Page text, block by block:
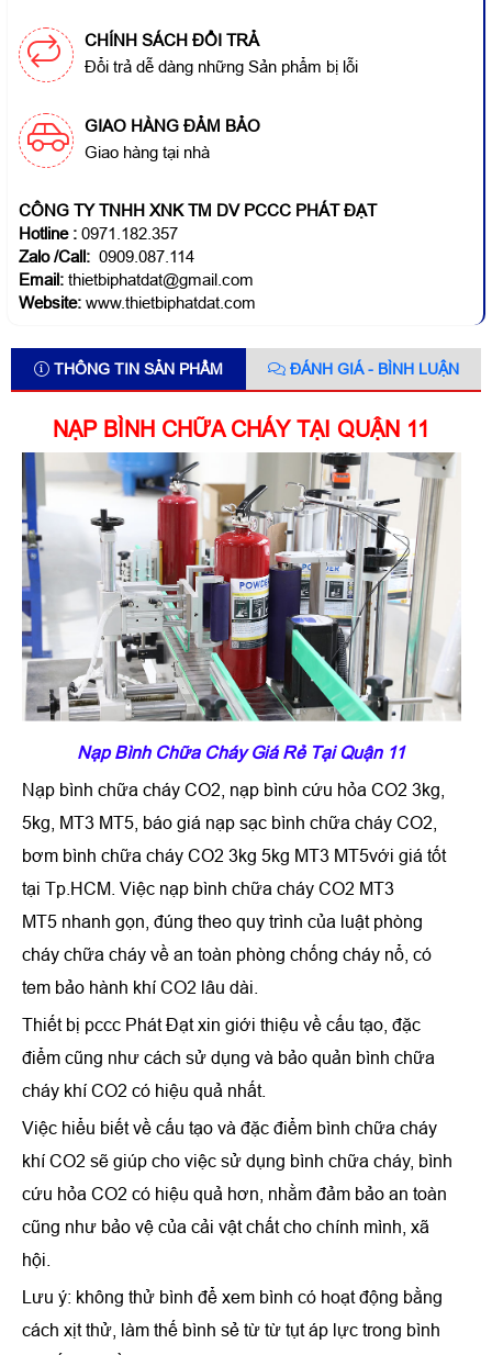
CHÍNH SÁCH ĐỔI TRẢ
Đổi trả dễ dàng những Sản phẩm bị lỗi
GIAO HÀNG ĐẢM BẢO
Giao hàng tại nhà
CÔNG TY TNHH XNK TM DV PCCC PHÁT ĐẠT
Hotline : 0971.182.357
Zalo /Call:0909.087.114
Email:thietbiphatdat@gmail.com
Website:www.thietbiphatdat.com
THÔNG TIN SẢN PHẨM ĐÁNH GIÁ - BÌNH LUẬN
NẠP BÌNH CHỮA CHÁY TẠI QUẬN 11
Nạp Bình Chữa Cháy Giá Rẻ Tại Quận 11
Nạp bình chữa cháy CO2, nạp bình cứu hỏa CO2 3kg,
5kg, MT3 MT5, báo giá nạp sạc bình chữa cháy CO2,
bơm bình chữa cháy CO2 3kg 5kg MT3 MT5với giá tốt
tại Tp.HCM. Việc nạp bình chữa cháy CO2 MT3
MT5 nhanh gọn, đúng theo quy trình của luật phòng
cháy chữa cháy về an toàn phòng chống cháy nổ, có
tem bảo hành khí CO2 lâu dài.
Thiết bị pccc Phát Đạt xin giới thiệu về cấu tạo, đặc
điểm cũng như cách sử dụng và bảo quản bình chữa
cháy khí CO2 có hiệu quả nhất.
Việc hiểu biết về cấu tạo và đặc điểm bình chữa cháy
khí CO2 sẽ giúp cho việc sử dụng bình chữa cháy, bình
cứu hỏa CO2 có hiệu quả hơn, nhằm đảm bảo an toàn
cũng như bảo vệ của cải vật chất cho chính mình, xã
hội.
Lưu ý: không thử bình để xem bình có hoạt động bằng
cách xịt thử, làm thế bình sẻ từ từ tụt áp lực trong bình